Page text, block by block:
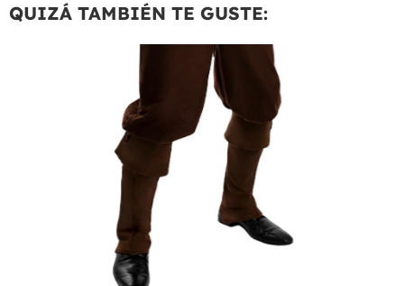
QUIZÁ TAMBIÉN TE GUSTE: